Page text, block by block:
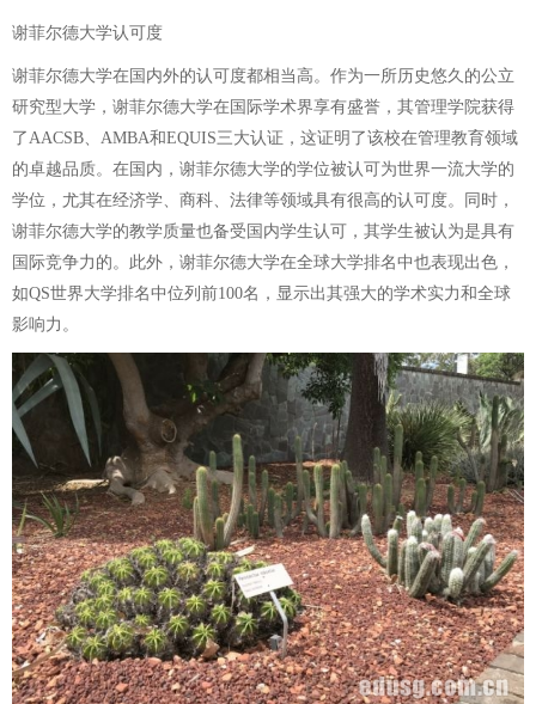
谢菲尔德大学认可度
谢菲尔德大学在国内外的认可度都相当高。作为一所历史悠久的公立
研究型大学，谢菲尔德大学在国际学术界享有盛誉，其管理学院获得
了AACSB、AMBA和EQUIS三大认证，这证明了该校在管理教育领域
的卓越品质。在国内，谢菲尔德大学的学位被认可为世界一流大学的
学位，尤其在经济学、商科、法律等领域具有很高的认可度。同时，
谢菲尔德大学的教学质量也备受国内学生认可，其学生被认为是具有
国际竞争力的。此外，谢菲尔德大学在全球大学排名中也表现出色，
如QS世界大学排名中位列前100名，显示出其强大的学术实力和全球
影响力。